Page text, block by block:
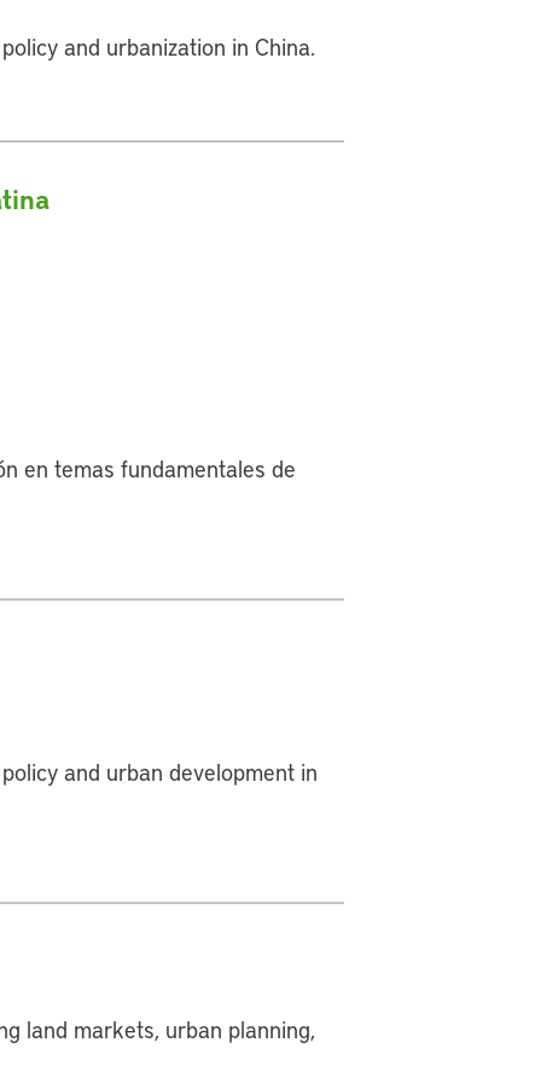
and urbanization in China.
en temas fundamentales de
and urban development in
land markets, urban planning,